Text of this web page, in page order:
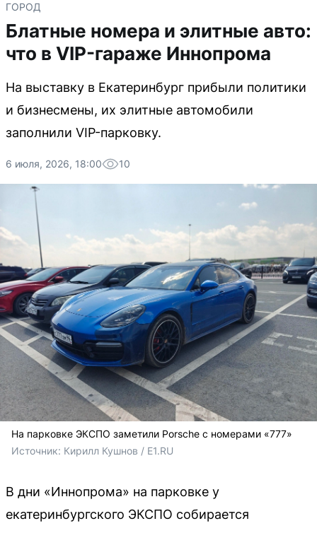
ГОРОД
Блатные номера и элитные авто:
что в VIP-гараже Иннопрома
На выставку в Екатеринбург прибыли политики
и бизнесмены, их элитные автомобили
заполнили VIP-парковку.
6 июля, 2026, 18:00 10
На парковке ЭКСПО заметили Porsche с номерами «777»
Источник: Кирилл Кушнов / E1.RU
В дни «Иннопрома» на парковке у
екатеринбургского ЭКСПО собирается